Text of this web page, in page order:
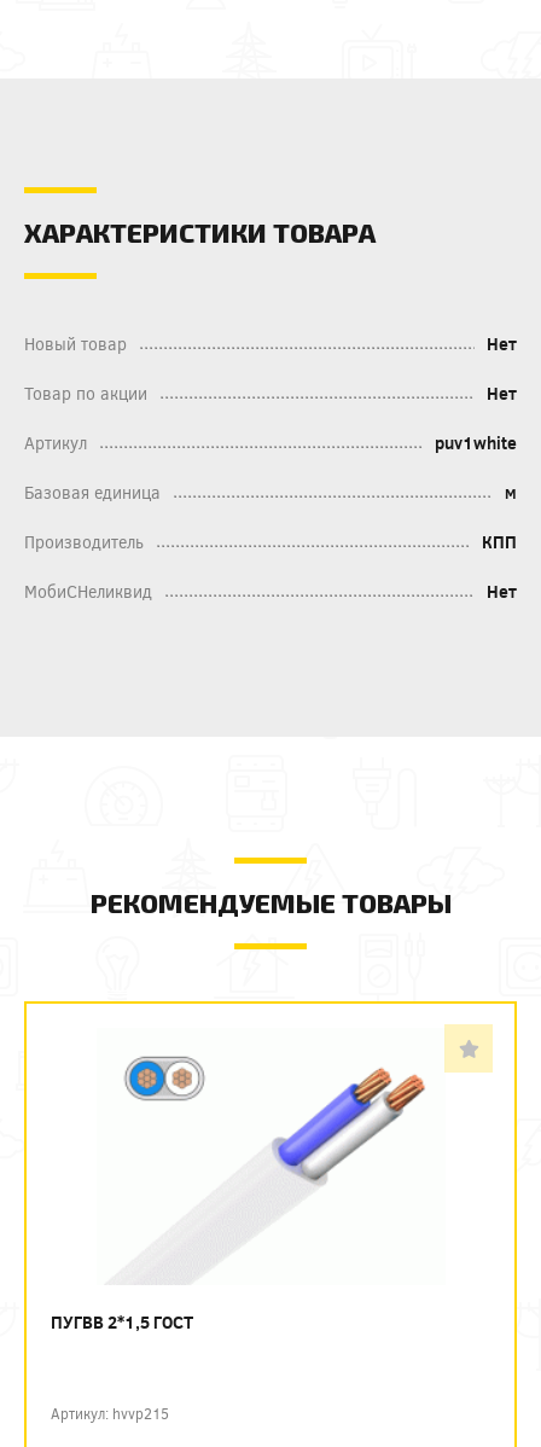
ХАРАКТЕРИСТИКИ ТОВАРА
Новый товар Нет
Товар по акции Нет
Артикул puv1white
Базовая единица м
Производитель КПП
МобиСНеликвид Нет
РЕКОМЕНДУЕМЫЕ ТОВАРЫ
ПУГВВ 2*1,5 ГОСТ
Артикул: hvvp215